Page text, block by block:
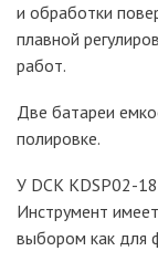
и обработки
плавной
работ.
Две батареи
полировке.
У DCK KDSP02-
Инструмент
выбором как для